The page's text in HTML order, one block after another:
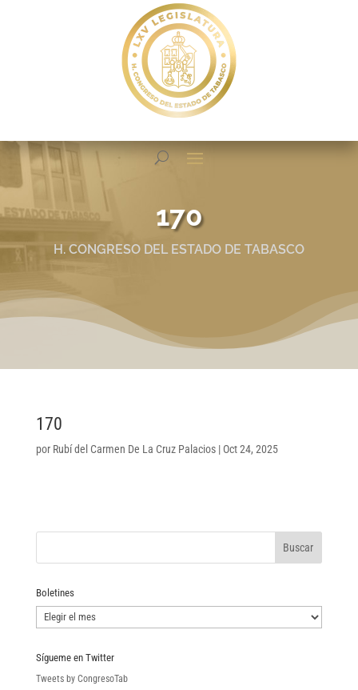
170
H. CONGRESO DEL ESTADO DE TABASCO
170
por Rubí del Carmen De La Cruz Palacios| Oct 24, 2025
Boletines
Boletines
Sígueme en Twitter
Tweets by CongresoTab